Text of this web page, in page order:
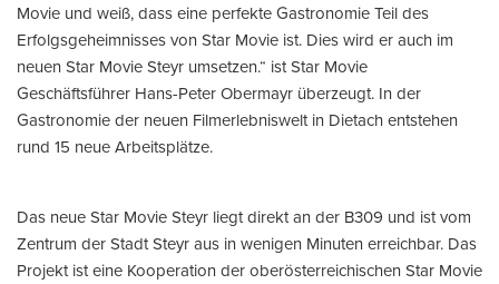
Movie und weiß, dass eine perfekte Gastronomie Teil des
Erfolgsgeheimnisses von Star Movie ist. Dies wird er auch im
neuen Star Movie Steyr umsetzen.“ ist Star Movie
Geschäftsführer Hans-Peter Obermayr überzeugt. In der
Gastronomie der neuen Filmerlebniswelt in Dietach entstehen
rund 15 neue Arbeitsplätze.
Das neue Star Movie Steyr liegt direkt an der B309 und ist vom
Zentrum der Stadt Steyr aus in wenigen Minuten erreichbar. Das
Projekt ist eine Kooperation der oberösterreichischen Star Movie